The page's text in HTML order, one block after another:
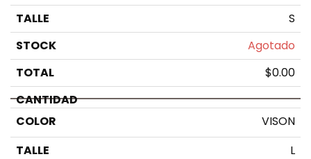
S
Agotado
$0.00
VISON
L